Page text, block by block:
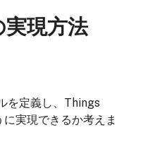
現方法
を定義し、Things
実現できるか考えま